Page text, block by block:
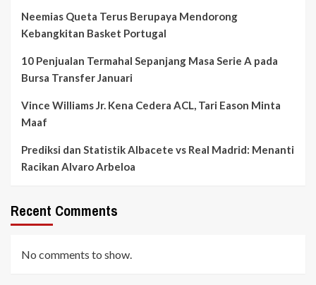
Neemias Queta Terus Berupaya Mendorong
Kebangkitan Basket Portugal
10 Penjualan Termahal Sepanjang Masa Serie A pada
Bursa Transfer Januari
Vince Williams Jr. Kena Cedera ACL, Tari Eason Minta
Maaf
Prediksi dan Statistik Albacete vs Real Madrid: Menanti
Racikan Alvaro Arbeloa
Recent Comments
No comments to show.